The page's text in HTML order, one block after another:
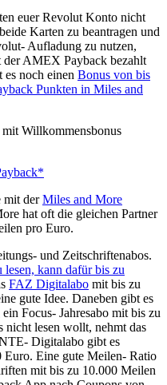
euer Revolut Konto nicht
Karten zu beantragen und
Aufladung zu nutzen,
der AMEX Payback bezahlt
noch einen Bonus von bis
Punkten in Miles and
Willkommensbonus
mit derMiles and More
hat oft die gleichen Partner
pro Euro.
und Zeitschriftenabos.
kann dafür bis zu
FAZ Digitalabo mit bis zu
gute Idee. Daneben gibt es
Focus- Jahresabo mit bis zu
nicht lesen wollt, nehmt das
Digitalabo gibt es
Eine gute Meilen- Ratio
mit bis zu 10.000 Meilen